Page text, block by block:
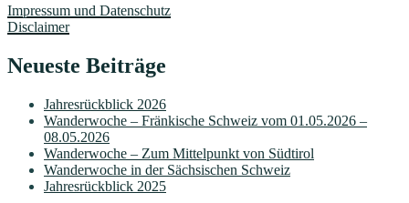
Impressum und Datenschutz
Disclaimer
Neueste Beiträge
Jahresrückblick 2026
Wanderwoche – Fränkische Schweiz vom 01.05.2026 –
08.05.2026
Wanderwoche – Zum Mittelpunkt von Südtirol
Wanderwoche in der Sächsischen Schweiz
Jahresrückblick 2025